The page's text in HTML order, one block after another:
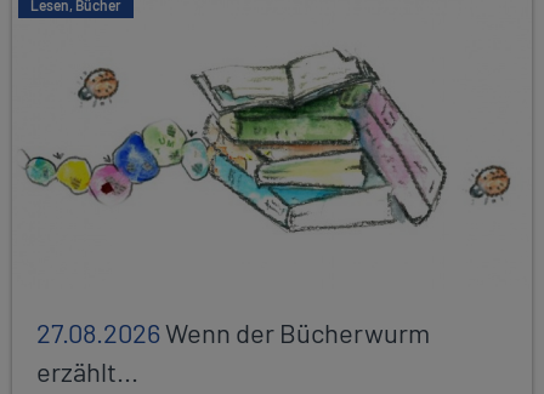
Lesen, Bücher
27.08.2026Wenn der Bücherwurm
erzählt...